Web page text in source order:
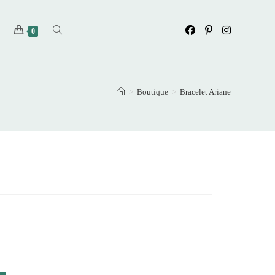
0 Toggle
> Boutique > Bracelet Ariane